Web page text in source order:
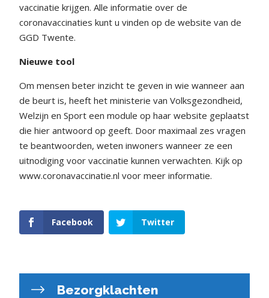
vaccinatie krijgen. Alle informatie over de
coronavaccinaties kunt u vinden op de website van de
GGD Twente.
Nieuwe tool
Om mensen beter inzicht te geven in wie wanneer aan
de beurt is, heeft het ministerie van Volksgezondheid,
Welzijn en Sport een module op haar website geplaatst
die hier antwoord op geeft. Door maximaal zes vragen
te beantwoorden, weten inwoners wanneer ze een
uitnodiging voor vaccinatie kunnen verwachten. Kijk op
www.coronavaccinatie.nl voor meer informatie.
Facebook Twitter
Bezorgklachten